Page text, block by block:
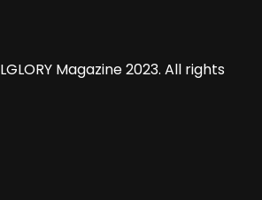
Magazine 2023. All rights